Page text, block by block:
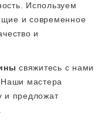
Используем
и современное
и
свяжитесь с нами
мастера
и предложат